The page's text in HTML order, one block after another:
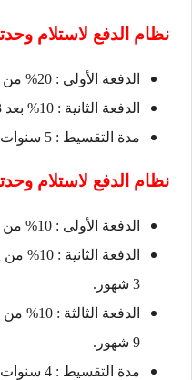
نظام الدفع لاستلام وحدتك
الدفعة الأولى : 20% من إجمالي سعر الوحدة السكنية.
الدفعة الثانية : 10% بعد 3 شهور من سداد الدفعة الأولى.
مدة التقسيط : 5 سنوات.
نظام الدفع لاستلام وحدتك
الدفعة الأولى : 10% من إجمالي سعر الوحدة السكنية.
الدفعة
3 شهور.
الدفعة
9 شهور.
مدة التقسيط : 4 سنوات.